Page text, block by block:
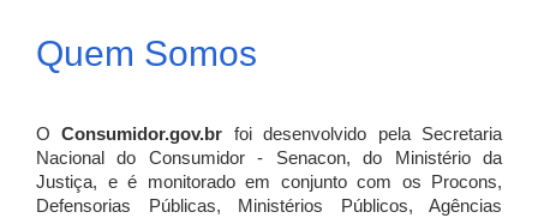
Quem Somos
OConsumidor.gov.br
foi desenvolvido pela Secretaria
Nacional do Consumidor - Senacon, do Ministério da
Justiça, e é monitorado em conjunto com os Procons,
Defensorias Públicas, Ministérios Públicos, Agências